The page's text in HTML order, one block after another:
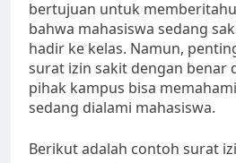
bertujuan untuk
bahwa mahasiswa sedang
hadir ke kelas. Namun,
surat izin sakit dengan benar
pihak kampus bisa
sedang dialami mahasiswa.
Berikut adalah contoh surat